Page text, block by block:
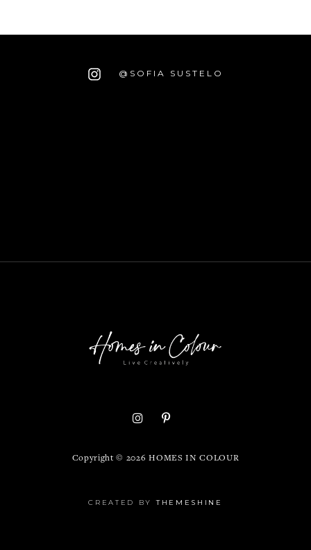
@SOFIA SUSTELO
Copyright © 2026HOMES IN COLOUR
CREATED BYTHEMESHINE